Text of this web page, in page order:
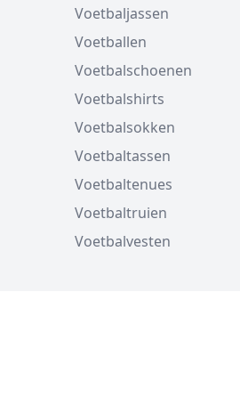
Voetbaljassen
Voetballen
Voetbalschoenen
Voetbalshirts
Voetbalsokken
Voetbaltassen
Voetbaltenues
Voetbaltruien
Voetbalvesten